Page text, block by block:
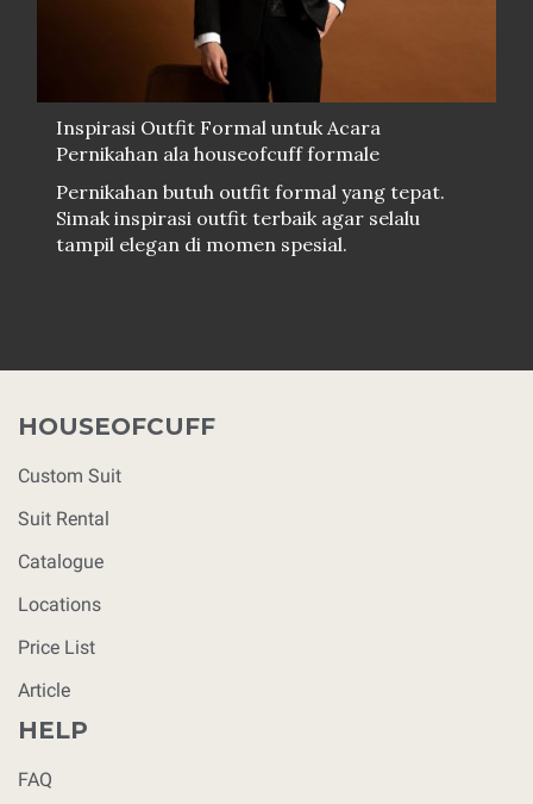
Inspirasi Outfit Formal untuk Acara
Pernikahan ala houseofcuff formale
Pernikahan butuh outfit formal yang tepat.
Simak inspirasi outfit terbaik agar selalu
tampil elegan di momen spesial.
HOUSEOFCUFF
Custom Suit
Suit Rental
Catalogue
Locations
Price List
Article
HELP
FAQ